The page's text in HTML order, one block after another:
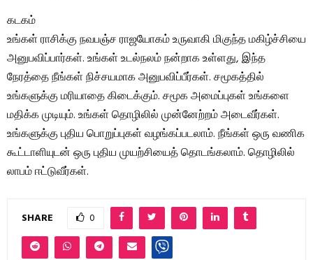
கடகம்
உங்கள் ராசிக்கு நவபஞ்ச ராஜயோகம் உருவாகி மிகுந்த மகிழ்ச்சியை
அனுபவிப்பார்கள். உங்கள் உடல்நலம் நன்றாக உள்ளது, இந்த
நேரத்தை நீங்கள் நிச்சயமாக அனுபவிப்பீர்கள். சமூகத்தில்
உங்களுக்கு மரியாதை கிடைக்கும். சமூக அமைப்புகள் உங்களை
மதிக்க முடியும். உங்கள் தொழிலில் முன்னேற்றம் அடைவீர்கள்.
உங்களுக்கு புதிய பொறுப்புகள் வழங்கப்படலாம். நீங்கள் ஒரு வணிக
கூட்டாளியுடன் ஒரு புதிய முயற்சியைத் தொடங்கலாம். தொழிலில்
லாபம் ஈட்டுவீர்கள்.
SHARE 0